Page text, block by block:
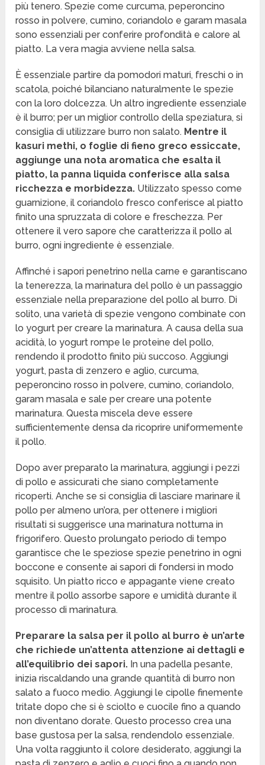
più tenero. Spezie come curcuma, peperoncino
rosso in polvere, cumino, coriandolo e garam masala
sono essenziali per conferire profondità e calore al
piatto. La vera magia avviene nella salsa.
È essenziale partire da pomodori maturi, freschi o in
scatola, poiché bilanciano naturalmente le spezie
con la loro dolcezza. Un altro ingrediente essenziale
è il burro; per un miglior controllo della speziatura, si
consiglia di utilizzare burro non salato. Mentre il
kasuri methi, o foglie di fieno greco essiccate,
aggiunge una nota aromatica che esalta il
piatto, la panna liquida conferisce alla salsa
ricchezza e morbidezza. Utilizzato spesso come
guarnizione, il coriandolo fresco conferisce al piatto
finito una spruzzata di colore e freschezza. Per
ottenere il vero sapore che caratterizza il pollo al
burro, ogni ingrediente è essenziale.
Affinché i sapori penetrino nella carne e garantiscano
la tenerezza, la marinatura del pollo è un passaggio
essenziale nella preparazione del pollo al burro. Di
solito, una varietà di spezie vengono combinate con
lo yogurt per creare la marinatura. A causa della sua
acidità, lo yogurt rompe le proteine del pollo,
rendendo il prodotto finito più succoso. Aggiungi
yogurt, pasta di zenzero e aglio, curcuma,
peperoncino rosso in polvere, cumino, coriandolo,
garam masala e sale per creare una potente
marinatura. Questa miscela deve essere
sufficientemente densa da ricoprire uniformemente
il pollo.
Dopo aver preparato la marinatura, aggiungi i pezzi
di pollo e assicurati che siano completamente
ricoperti. Anche se si consiglia di lasciare marinare il
pollo per almeno un’ora, per ottenere i migliori
risultati si suggerisce una marinatura notturna in
frigorifero. Questo prolungato periodo di tempo
garantisce che le speziose spezie penetrino in ogni
boccone e consente ai sapori di fondersi in modo
squisito. Un piatto ricco e appagante viene creato
mentre il pollo assorbe sapore e umidità durante il
processo di marinatura.
Preparare la salsa per il pollo al burro è un’arte
che richiede un’attenta attenzione ai dettagli e
all’equilibrio dei sapori. In una padella pesante,
inizia riscaldando una grande quantità di burro non
salato a fuoco medio. Aggiungi le cipolle finemente
tritate dopo che si è sciolto e cuocile fino a quando
non diventano dorate. Questo processo crea una
base gustosa per la salsa, rendendolo essenziale.
Una volta raggiunto il colore desiderato, aggiungi la